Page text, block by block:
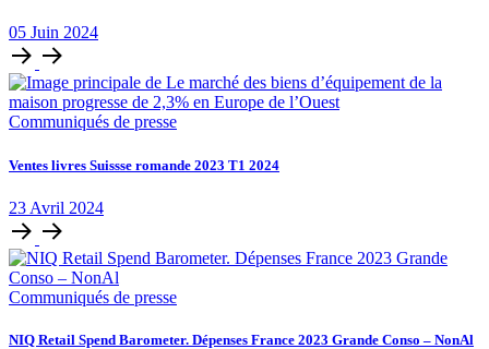
05 Juin 2024
Communiqués de presse
Ventes livres Suissse romande 2023 T1 2024
23 Avril 2024
Communiqués de presse
NIQ Retail Spend Barometer. Dépenses France 2023 Grande Conso – NonAl